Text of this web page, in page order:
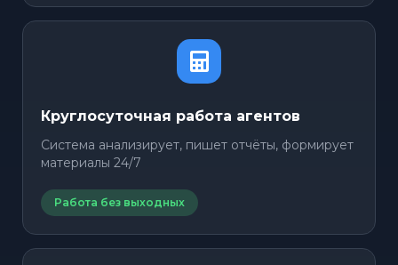
Круглосуточная работа агентов
Система анализирует, пишет отчёты, формирует
материалы 24/7
Работа без выходных